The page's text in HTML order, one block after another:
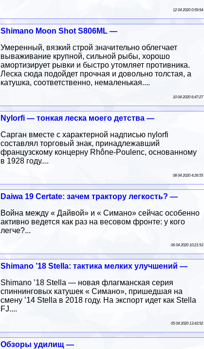
12 04 2020 0:59:54
Shimano Moon Shot S806ML —
Умеренный, вязкий строй значительно облегчает
вываживание крупной, сильной рыбы, хорошо
амортизирует рывки и быстро утомляет противника.
Леска сюда подойдет прочная и довольно толстая, а
катушка, соответственно, немаленькая....
10 04 2020 6:47:27
Nylorfi — тонкая леска моего детства —
Сарган вместе с характерной надписью nylorfi
составлял торговый знак, принадлежавший
французскому концерну Rhône-Poulenc, основанному
в 1928 году....
08 04 2020 4:26:55
Daiwa 19 Certate: зачем трактору легкость? —
Война между « Дайвой» и « Симано» сейчас особенно
активно ведется как раз на весовом фронте: у кого
легче?...
06 04 2020 10:21:53
Shimano ’18 Stella: тактика мелких улучшений —
Shimano ’18 Stella — новая флагманская серия
спиннинговых катушек « Симано», пришедшая на
смену ’14 Stella в 2018 году. На экспорт идет как Stella
FJ....
05 04 2020 13:43:52
Обзоры удилищ —